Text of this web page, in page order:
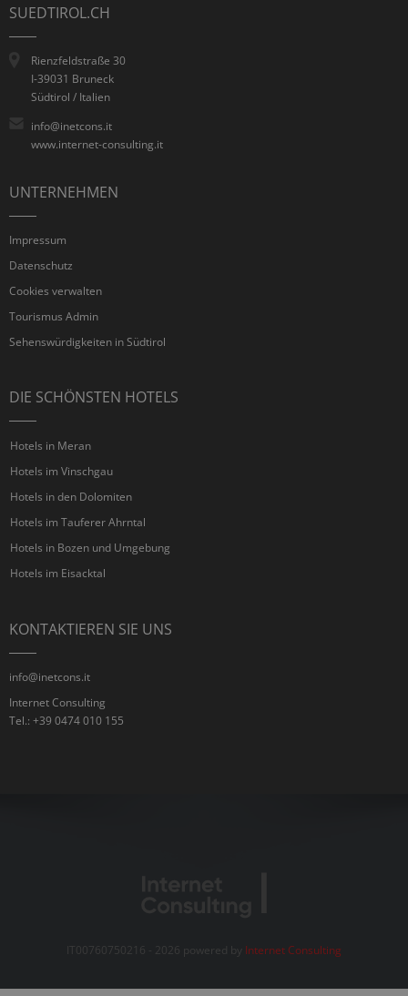
SUEDTIROL.CH
Rienzfeldstraße 30
I-39031 Bruneck
Südtirol / Italien
info@inetcons.it
www.internet-consulting.it
UNTERNEHMEN
Impressum
Datenschutz
Cookies verwalten
Tourismus Admin
Sehenswürdigkeiten in Südtirol
DIE SCHÖNSTEN HOTELS
Hotels in Meran
Hotels im Vinschgau
Hotels in den Dolomiten
Hotels im Tauferer Ahrntal
Hotels in Bozen und Umgebung
Hotels im Eisacktal
KONTAKTIEREN SIE UNS
info@inetcons.it
Internet Consulting
Tel.: +39 0474 010 155
IT00760750216 - 2026 powered by Internet Consulting